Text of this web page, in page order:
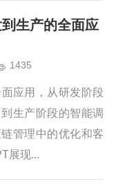
生产的全面应
1435
应用，从研发阶段
生产阶段的智能调
管理中的优化和客
展现...